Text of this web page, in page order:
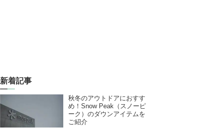
新着記事
秋冬のアウトドアにおすす
め！Snow Peak（スノーピ
ーク）のダウンアイテムを
ご紹介